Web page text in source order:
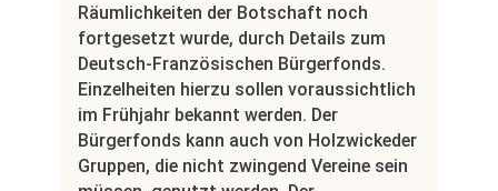
Räumlichkeiten der Botschaft noch
fortgesetzt wurde, durch Details zum
Deutsch-Französischen Bürgerfonds.
Einzelheiten hierzu sollen voraussichtlich
im Frühjahr bekannt werden. Der
Bürgerfonds kann auch von Holzwickeder
Gruppen, die nicht zwingend Vereine sein